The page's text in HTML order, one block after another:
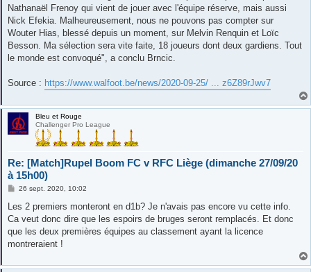
Nathanaël Frenoy qui vient de jouer avec l'équipe réserve, mais aussi
Nick Efekia. Malheureusement, nous ne pouvons pas compter sur
Wouter Hias, blessé depuis un moment, sur Melvin Renquin et Loïc
Besson. Ma sélection sera vite faite, 18 joueurs dont deux gardiens. Tout
le monde est convoqué", a conclu Brncic.
Source : https://www.walfoot.be/news/2020-09-25/ ... z6Z89rJwv7
Bleu et Rouge
Challenger Pro League
Re: [Match]Rupel Boom FC v RFC Liège (dimanche 27/09/20
à 15h00)
M
s
a
g
26 sept. 2020, 10:02
Les 2 premiers monteront en d1b? Je n'avais pas encore vu cette info.
Ca veut donc dire que les espoirs de bruges seront remplacés. Et donc
que les deux premières équipes au classement ayant la licence
montreraient !